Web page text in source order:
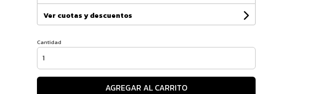
Ver cuotas y descuentos
Cantidad
AGREGAR AL CARRITO